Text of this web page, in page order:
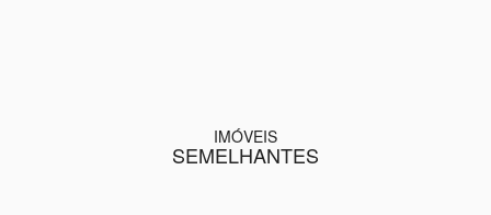
IMÓVEIS
SEMELHANTES